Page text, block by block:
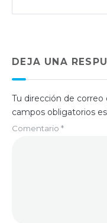
DEJA UNA
Tu dirección de correo
campos obligatorios
Comentario *